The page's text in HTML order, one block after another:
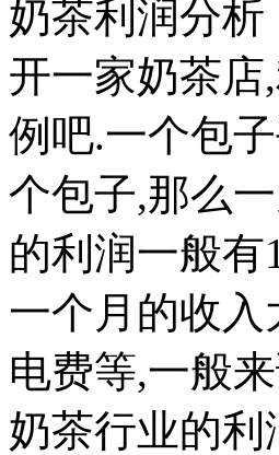
奶茶利润分析
开一家奶茶
例吧.一个包
个包子,那么
的利润一般有
一个月的收入
电费等,一般
奶茶行业的